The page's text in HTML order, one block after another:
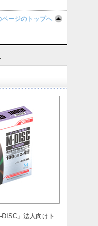
ページのトップへ
」法人向けト